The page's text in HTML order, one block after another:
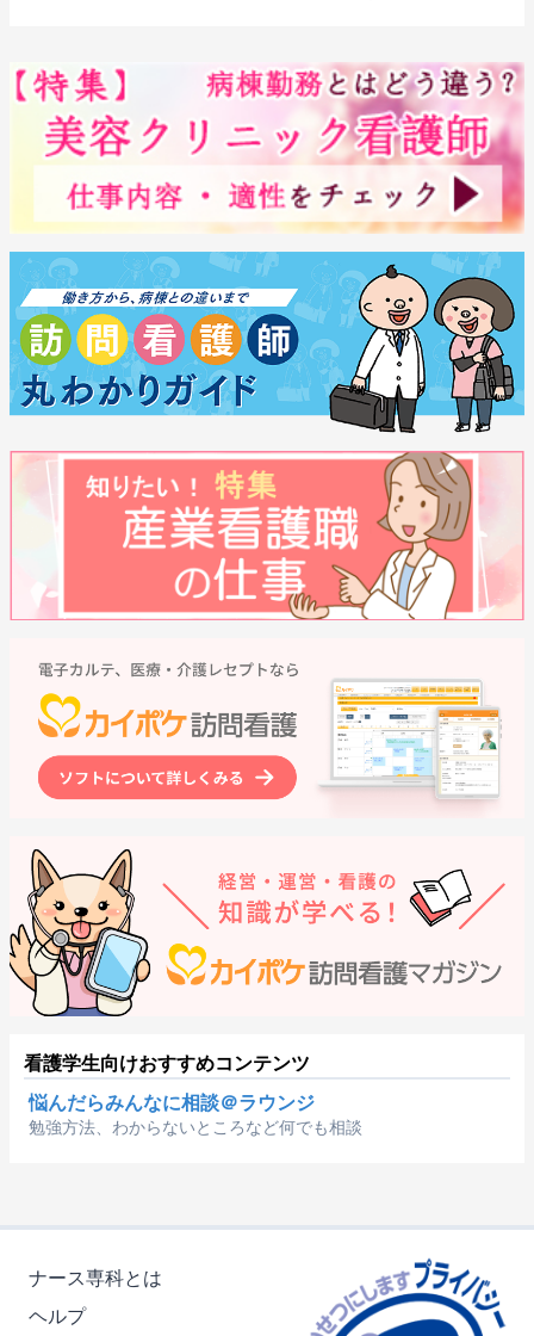
看護学生向けおすすめコンテンツ
悩んだらみんなに相談＠ラウンジ
勉強方法、わからないところなど何でも相談
ナース専科とは
ヘルプ